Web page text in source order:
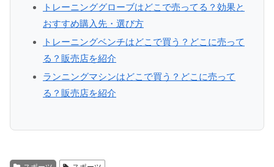
トレーニンググローブはどこで売ってる？効果と
おすすめ購入先・選び方
トレーニングベンチはどこで買う？どこに売って
る？販売店を紹介
ランニングマシンはどこで買う？どこに売って
る？販売店を紹介